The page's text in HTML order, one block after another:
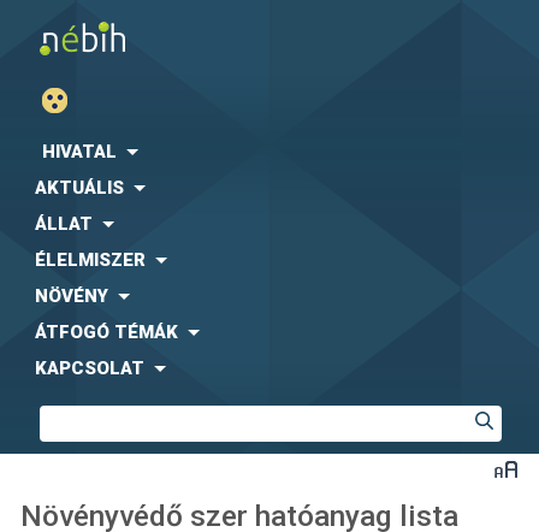
HIVATAL
AKTUÁLIS
ÁLLAT
ÉLELMISZER
NÖVÉNY
ÁTFOGÓ TÉMÁK
KAPCSOLAT
Növényvédő szer hatóanyag lista